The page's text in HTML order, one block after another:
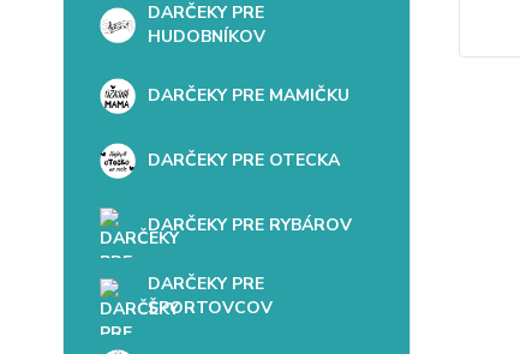
DARČEKY PRE
HUDOBNÍKOV
DARČEKY PRE MAMIČKU
DARČEKY PRE OTECKA
DARČEKY PRE RYBÁROV
DARČEKY PRE
ŠPORTOVCOV